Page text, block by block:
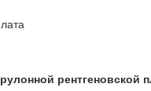
рентгеновской